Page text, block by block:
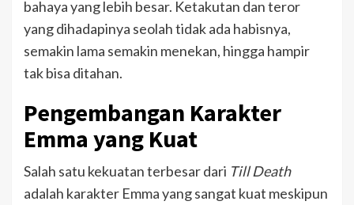
bahaya yang lebih besar. Ketakutan dan teror
yang dihadapinya seolah tidak ada habisnya,
semakin lama semakin menekan, hingga hampir
tak bisa ditahan.
Pengembangan Karakter
Emma yang Kuat
Salah satu kekuatan terbesar dari Till Death
adalah karakter Emma yang sangat kuat meskipun